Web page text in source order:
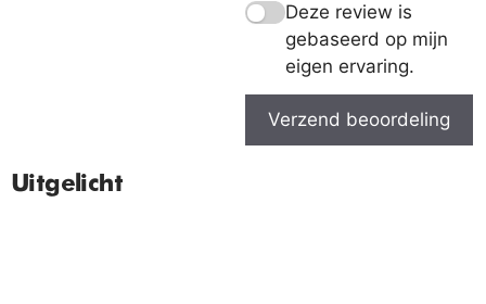
Deze review is
gebaseerd op mijn
eigen ervaring.
Verzend beoordeling
Uitgelicht